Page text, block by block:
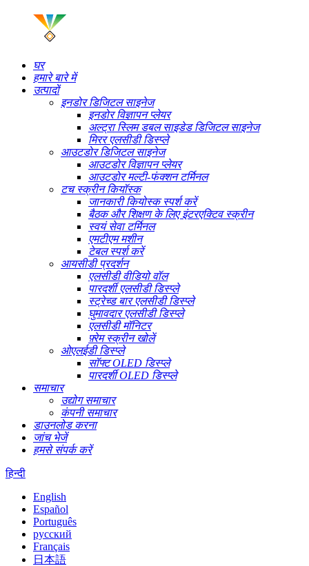
घर
हमारे बारे में
उत्पादों
इनडोर डिजिटल साइनेज
इनडोर विज्ञापन प्लेयर
अल्ट्रा स्लिम डबल साइडेड डिजिटल साइनेज
मिरर एलसीडी डिस्प्ले
आउटडोर डिजिटल साइनेज
आउटडोर विज्ञापन प्लेयर
आउटडोर मल्टी-फंक्शन टर्मिनल
टच स्क्रीन कियॉस्क
जानकारी कियोस्क स्पर्श करें
बैठक और शिक्षण के लिए इंटरएक्टिव स्क्रीन
स्वयं सेवा टर्मिनल
एमटीएम मशीन
टेबल स्पर्श करें
आयसीडी प्रदर्शन
एलसीडी वीडियो वॉल
पारदर्शी एलसीडी डिस्प्ले
स्ट्रेच्ड बार एलसीडी डिस्प्ले
घुमावदार एलसीडी डिस्प्ले
एलसीडी मॉनिटर
फ़्रेम स्क्रीन खोलें
ओएलईडी डिस्प्ले
सॉफ्ट OLED डिस्प्ले
पारदर्शी OLED डिस्प्ले
समाचार
उद्योग समाचार
कंपनी समाचार
डाउनलोड करना
जांच भेजें
हमसे संपर्क करें
हिन्दी
English
Español
Português
русский
Français
日本語